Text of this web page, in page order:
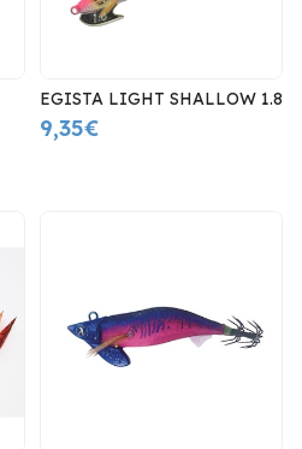
EGISTA LIGHT SHALLOW 1.8
9,35€